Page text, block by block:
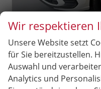
Volkswagen Polo
Wir respektieren
Unsere Website setzt
für Sie bereitzustellen.
Auswahl und
Analytics und